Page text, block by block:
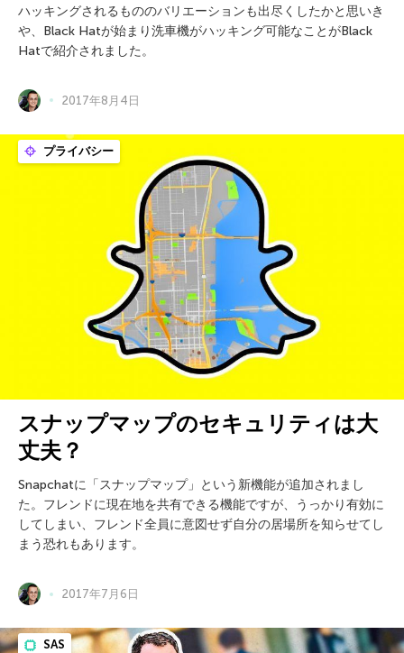
ハッキングされるもののバリエーションも出尽くしたかと思いき
や、Black Hatが始まり洗車機がハッキング可能なことがBlack
Hatで紹介されました。
2017年8月4日
プライバシー
スナップマップのセキュリティは大
丈夫？
Snapchatに「スナップマップ」という新機能が追加されまし
た。フレンドに現在地を共有できる機能ですが、うっかり有効に
してしまい、フレンド全員に意図せず自分の居場所を知らせてし
まう恐れもあります。
2017年7月6日
SAS